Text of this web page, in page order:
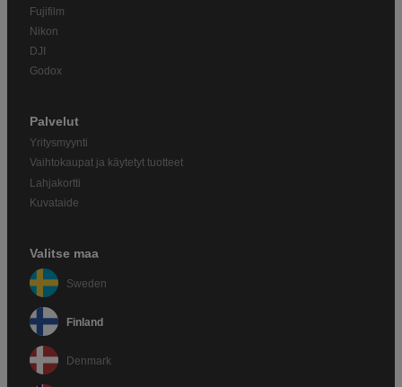
Fujifilm
Nikon
DJI
Godox
Palvelut
Yritysmyynti
Vaihtokaupat ja käytetyt tuotteet
Lahjakortti
Kuvataide
Valitse maa
Sweden
Finland
Denmark